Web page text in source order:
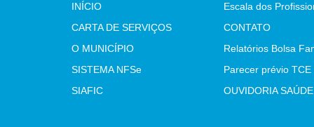
INÍCIO
CARTA DE SERVIÇOS
CONTATO
O MUNICÍPIO
Relatórios Bolsa
SISTEMA NFSe
SIAFIC
OUVIDORIA